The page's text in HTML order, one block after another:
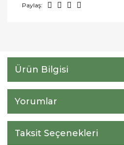
Paylaş:
Ürün Bilgisi
Yorumlar
Taksit Seçenekleri